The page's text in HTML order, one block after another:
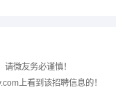
微友务必谨慎！
上看到该招聘信息的！